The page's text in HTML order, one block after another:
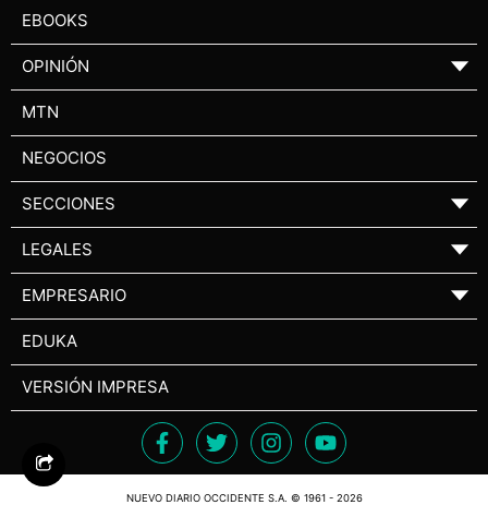
EBOOKS
OPINIÓN ▼
MTN
NEGOCIOS
SECCIONES ▼
LEGALES ▼
EMPRESARIO ▼
EDUKA
VERSIÓN IMPRESA
NUEVO DIARIO OCCIDENTE S.A. © 1961 - 2026